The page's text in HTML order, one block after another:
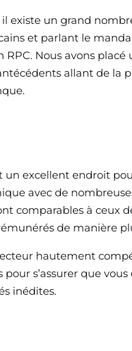
existe un grand
et parlant le
Nous avons
allant de la
un excellent endroit
avec de
comparables à ceux
de manière
hautement
s’assurer que
inédites.